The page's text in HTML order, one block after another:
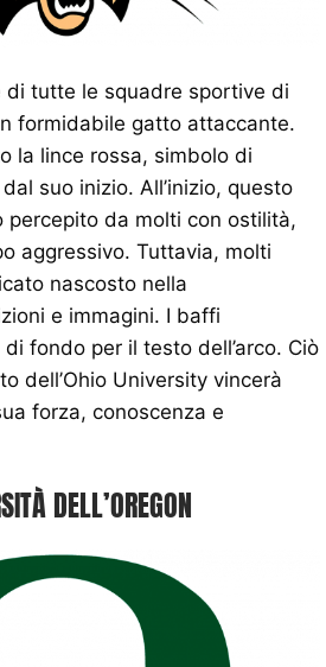
di tutte le squadre sportive di
formidabile gatto attaccante.
la lince rossa, simbolo di
suo inizio. All’inizio, questo
percepito da molti con ostilità,
aggressivo. Tuttavia, molti
nascosto nella
e immagini. I baffi
fondo per il testo dell’arco. Ciò
dell’Ohio University vincerà
forza, conoscenza e
DELL’OREGON